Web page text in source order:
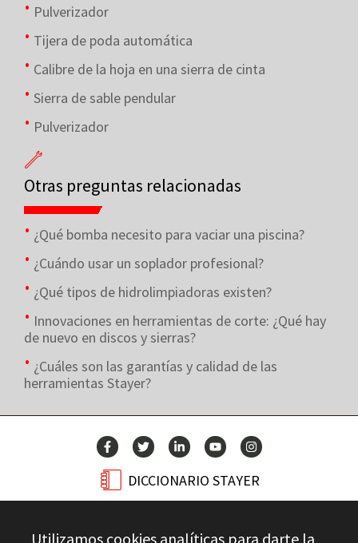
Pulverizador
Tijera de poda automática
Calibre de la hoja en una sierra de cinta
Sierra de sable pendular
Pulverizador
Otras preguntas relacionadas
¿Qué bomba necesito para vaciar una piscina?
¿Cuándo usar un soplador profesional?
¿Qué tipos de hidrolimpiadoras existen?
Innovaciones en herramientas de corte: ¿Qué hay
de nuevo en discos y sierras?
¿Cuáles son las garantías y calidad de las
herramientas Stayer?
DICCIONARIO STAYER
Utilizamos cookies analíticas para darte la